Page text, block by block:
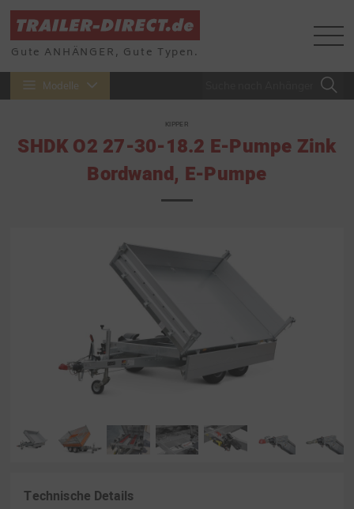
Gute ANHÄNGER, Gute Typen.
Modelle
KIPPER
SHDK O2 27-30-18.2 E-Pumpe Zink
Bordwand, E-Pumpe
Technische Details